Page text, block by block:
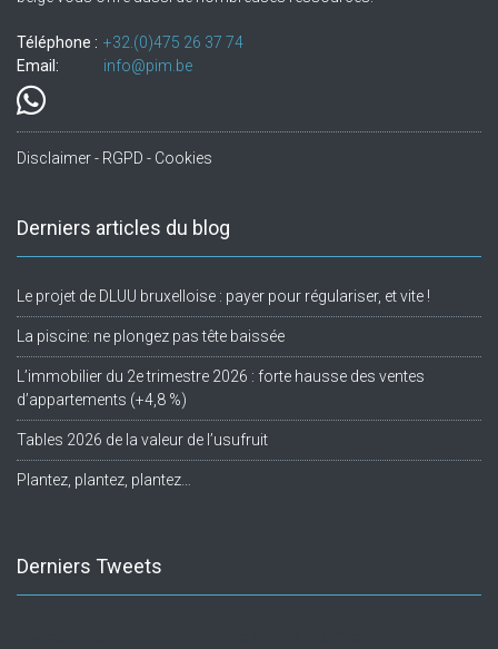
Téléphone : +32.(0)475 26 37 74
Email:
info@pim.be
Disclaimer - RGPD - Cookies
Derniers articles du blog
Le projet de DLUU bruxelloise : payer pour régulariser, et vite !
La piscine: ne plongez pas tête baissée
L’immobilier du 2e trimestre 2026 : forte hausse des ventes
d’appartements (+4,8 %)
Tables 2026 de la valeur de l’usufruit
Plantez, plantez, plantez…
Derniers Tweets